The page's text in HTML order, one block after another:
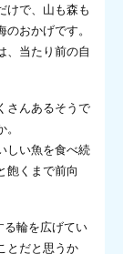
けで、山も森も
おかげです。
、当たり前の自
さんあるそうで
しい魚を食べ続
飽くまで前向
る輪を広げてい
とだと思うか